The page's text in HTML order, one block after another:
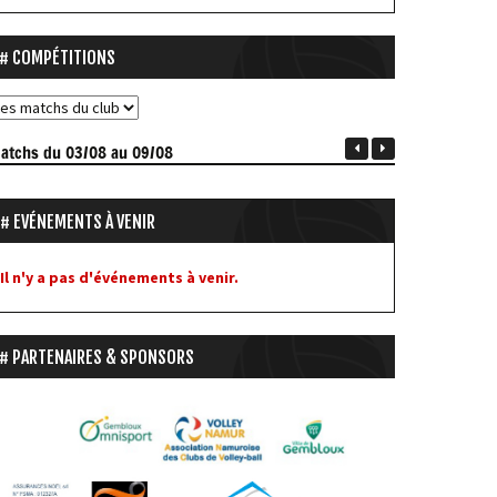
COMPÉTITIONS
du 03/08 au 09/08
EVÉNEMENTS À VENIR
Il n'y a pas d'événements à venir.
PARTENAIRES & SPONSORS